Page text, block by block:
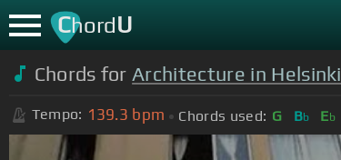
ChordU
Chords for Architecture in Helsinki
Tempo: 139.3 bpm Chords used: G Bb Eb